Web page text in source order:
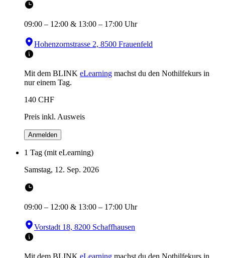
09:00 – 12:00 & 13:00 – 17:00 Uhr
Hohenzornstrasse 2, 8500 Frauenfeld
Mit dem BLINK eLearning machst du den Nothilfekurs in
nur einem Tag.
140 CHF
Preis inkl. Ausweis
Anmelden
1 Tag (mit eLearning)
Samstag, 12. Sep. 2026
09:00 – 12:00 & 13:00 – 17:00 Uhr
Vorstadt 18, 8200 Schaffhausen
Mit dem BLINK eLearning machst du den Nothilfekurs in